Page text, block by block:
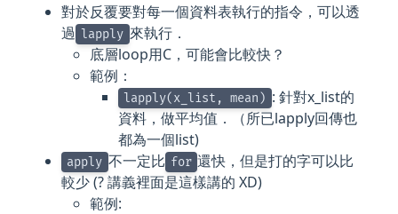
對於反覆要對每一個資料表執行的指令，可以透
過 lapply 來執行．
底層loop用C，可能會比較快？
範例：
lapply(x_list, mean) : 針對x_list的
資料，做平均值．（所已lapply回傳也
都為一個list)
apply 不一定比 for 還快，但是打的字可以比
較少 (? 講義裡面是這樣講的 XD)
範例: